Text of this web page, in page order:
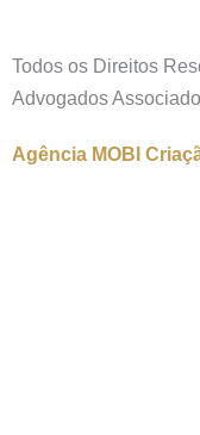
Todos os Direitos
Advogados
Agência MOBI